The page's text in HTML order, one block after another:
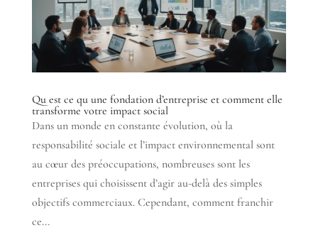
Qu est ce qu une fondation d’entreprise et comment elle
transforme votre impact social
Dans un monde en constante évolution, où la
responsabilité sociale et l’impact environnemental sont
au cœur des préoccupations, nombreuses sont les
entreprises qui choisissent d’agir au-delà des simples
objectifs commerciaux. Cependant, comment franchir
ce...